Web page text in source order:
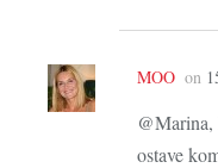
MOO on
ostave